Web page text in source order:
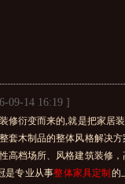
09-14 16:19 ]
修衍变而来的,就是把家居
套木制品的整体风格解决方
高档场所、风格建筑装修
是专业从事整体家具定制 的